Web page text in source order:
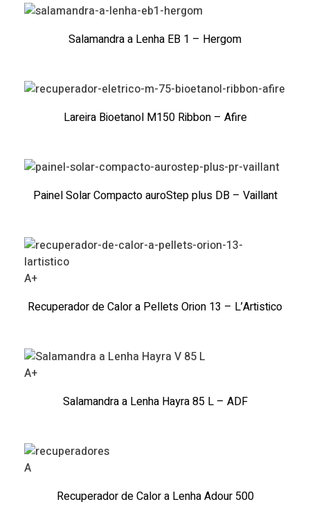
Salamandra a Lenha EB 1 – Hergom
Lareira Bioetanol M150 Ribbon – Afire
Painel Solar Compacto auroStep plus DB – Vaillant
A+
Recuperador de Calor a Pellets Orion 13 – L’Artistico
A+
Salamandra a Lenha Hayra 85 L – ADF
A
Recuperador de Calor a Lenha Adour 500